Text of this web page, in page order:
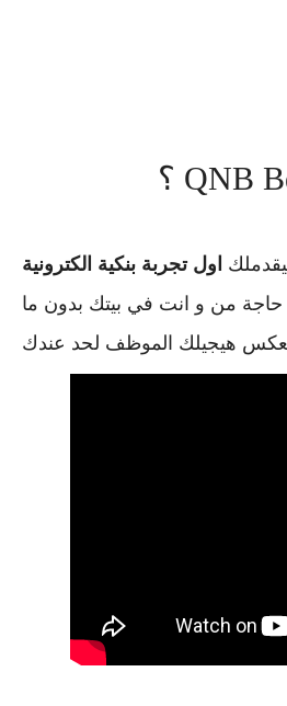
اول تجربة بنكية الكترونية
من و انت في بيتك بدون ما
هيجيلك الموظف لحد عندك